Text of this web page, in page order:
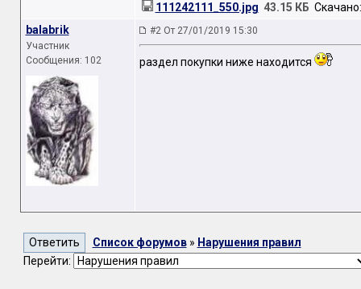
111242111_550.jpg 43.15 КБ
balabrik
Участник
Сообщения: 102
#2 От 27/01/2019 15:30
раздел покупки ниже находится
Список форумов» Нарушения правил
Перейти: